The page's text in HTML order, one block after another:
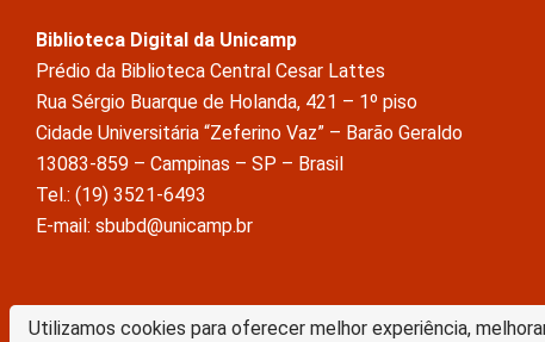
Utilizamos cookies para oferecer melhor experiência,
Biblioteca Digital da Unicamp
Prédio da Biblioteca Central Cesar Lattes
Rua Sérgio Buarque de Holanda, 421 – 1º piso
Cidade Universitária “Zeferino Vaz” – Barão Geraldo
13083-859 – Campinas – SP – Brasil
Tel.: (19) 3521-6493
E-mail: sbubd@unicamp.br
A Biblioteca Digital da Unicamp está licenciado com uma Licença Creative